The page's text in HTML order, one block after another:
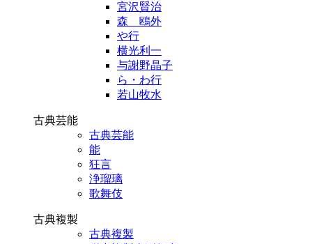
宮沢賢治
森 鴎外
や行
横光利一
与謝野晶子
ら・わ行
若山牧水
古典芸能
古典芸能
能
狂言
浄瑠璃
歌舞伎
古典複製
古典複製